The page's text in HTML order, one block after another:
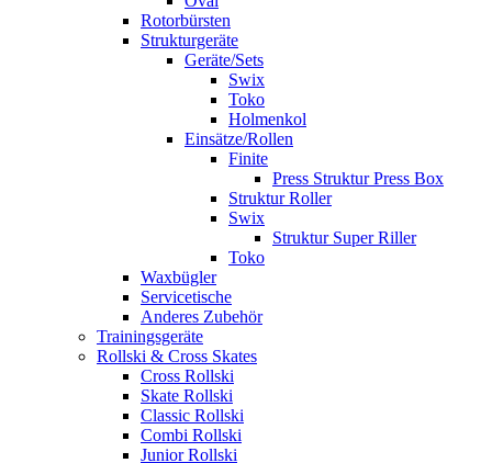
Rotorbürsten
Strukturgeräte
Geräte/Sets
Swix
Toko
Holmenkol
Einsätze/Rollen
Finite
Press Struktur Press Box
Struktur Roller
Swix
Struktur Super Riller
Toko
Waxbügler
Servicetische
Anderes Zubehör
Trainingsgeräte
Rollski & Cross Skates
Cross Rollski
Skate Rollski
Classic Rollski
Combi Rollski
Junior Rollski